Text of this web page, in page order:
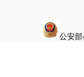
公安部